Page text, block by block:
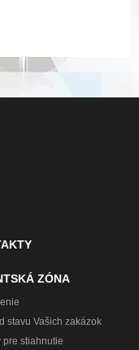
ZÓNA
stavu Vašich zakázok
pre stiahnutie